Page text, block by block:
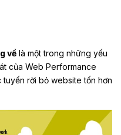
về là một trong những yếu
của Web Performance
rời bỏ website tốn hơn